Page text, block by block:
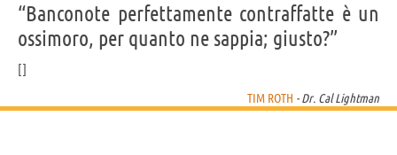
“Banconote perfettamente contraffatte è un
ossimoro, per quanto ne sappia; giusto?”
TIM ROTH - Dr. Cal Lightman